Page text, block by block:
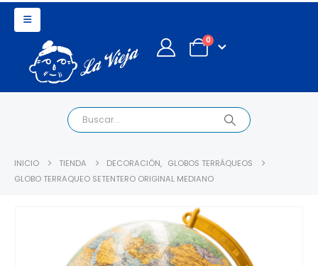
0
INICIO TIENDA DECORACIÓN, GLOBOS TERRÁQUEOS
GLOBO TERRAQUEO SETENTERO ORIGINAL MEDIANO